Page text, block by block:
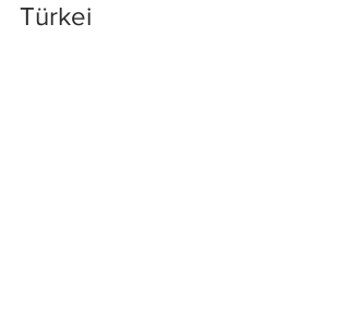
Türkei